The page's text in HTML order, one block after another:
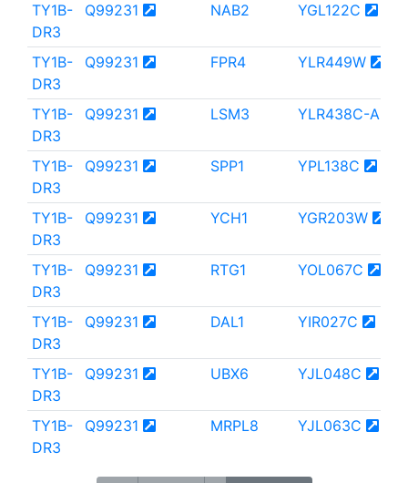
TY1B-
DR3
Q99231 NAB2 YGL122C
TY1B-
DR3
Q99231 FPR4 YLR449W
TY1B-
DR3
Q99231 LSM3 YLR438C-A
TY1B-
DR3
Q99231 SPP1 YPL138C
TY1B-
DR3
Q99231 YCH1 YGR203W
TY1B-
DR3
Q99231 RTG1 YOL067C
TY1B-
DR3
Q99231 DAL1 YIR027C
TY1B-
DR3
Q99231 UBX6 YJL048C
TY1B-
DR3
Q99231 MRPL8 YJL063C